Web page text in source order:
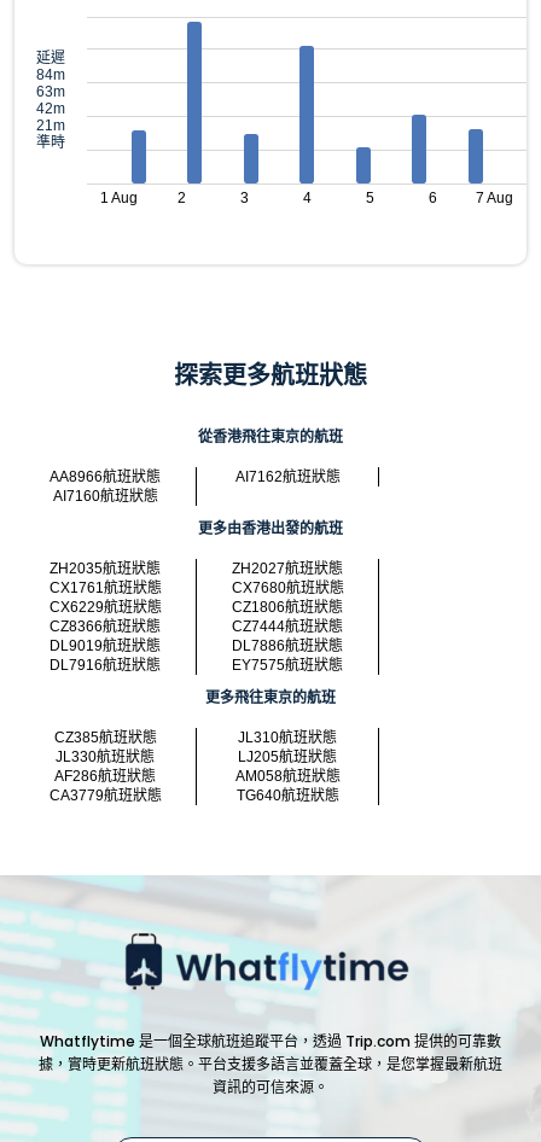
延遲
84m
63m
42m
21m
準時
1 Aug 2 3 4 5 6 7 Aug
探索更多航班狀態
從香港飛往東京的航班
AA8966航班狀態
AI7162航班狀態
AI7160航班狀態
更多由香港出發的航班
ZH2035航班狀態
ZH2027航班狀態
CX1761航班狀態
CX7680航班狀態
CX6229航班狀態
CZ1806航班狀態
CZ8366航班狀態
CZ7444航班狀態
DL9019航班狀態
DL7886航班狀態
DL7916航班狀態
EY7575航班狀態
更多飛往東京的航班
CZ385航班狀態
JL310航班狀態
JL330航班狀態
LJ205航班狀態
AF286航班狀態
AM058航班狀態
CA3779航班狀態
TG640航班狀態
Whatflytime 是一個全球航班追蹤平台，透過 Trip.com 提供的可靠數
據，實時更新航班狀態。平台支援多語言並覆蓋全球，是您掌握最新航班
資訊的可信來源。